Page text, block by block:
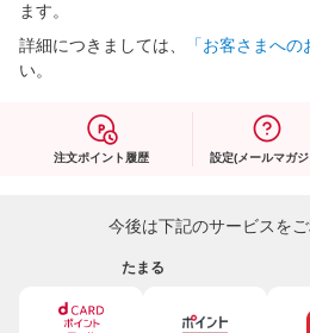
ます。
詳細につきましては、
「お客さまへの
い。
注文ポイント履歴 設定(メールマガ
今後は下記のサービスをご
たまる